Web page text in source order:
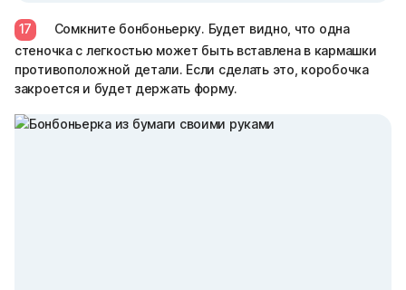
17
Сомкните бонбоньерку. Будет видно, что одна
стеночка с легкостью может быть вставлена в кармашки
противоположной детали. Если сделать это, коробочка
закроется и будет держать форму.